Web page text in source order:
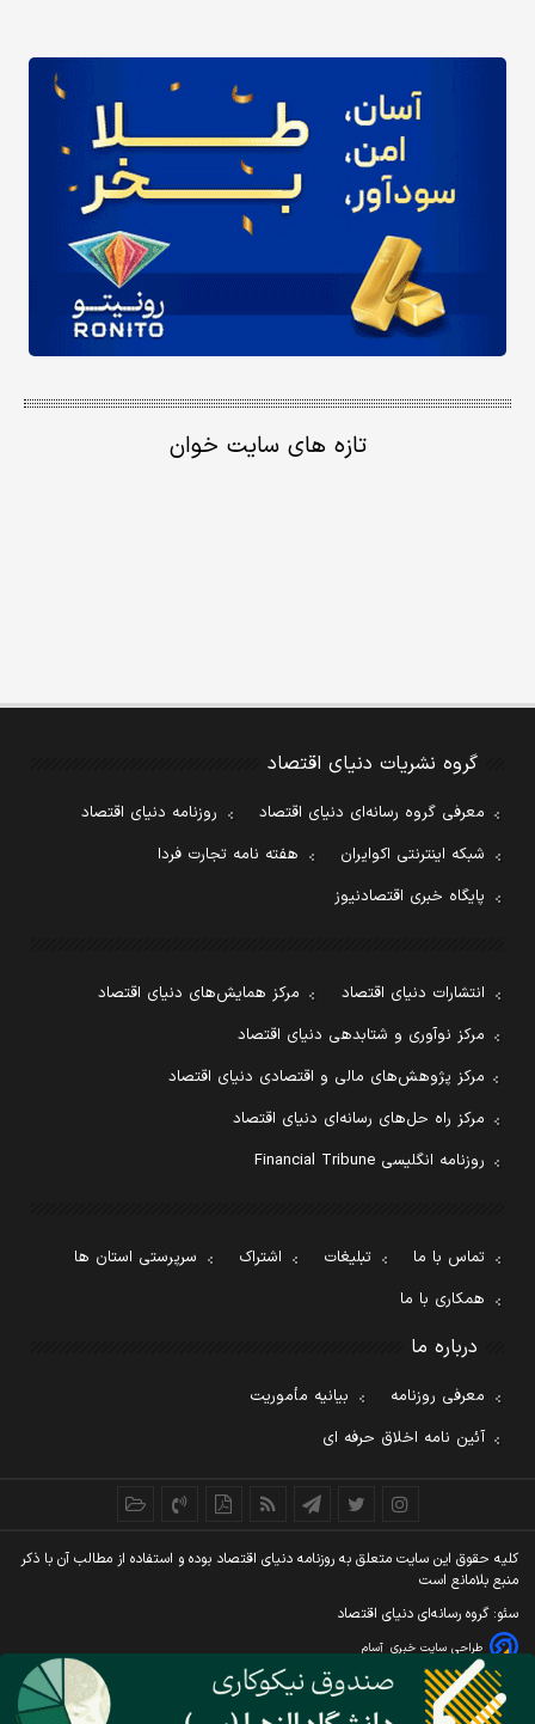
تازه های سایت خوان
گروه نشریات دنیای اقتصاد
معرفی گروه رسانه‌ای دنیای اقتصاد
روزنامه دنیای اقتصاد
شبکه اینترنتی اکوایران
هفته نامه تجارت فردا
پایگاه خبری اقتصادنیوز
انتشارات دنیای اقتصاد
مرکز همایش‌های دنیای اقتصاد
مرکز نوآوری و شتابدهی دنیای اقتصاد
مرکز پژوهش‌های مالی و اقتصادی دنیای اقتصاد
مرکز راه حل‌های رسانه‌ای دنیای اقتصاد
روزنامه انگلیسی Financial Tribune
تماس با ما تبلیغات اشتراک
سرپرستی استان ها
همکاری با ما
درباره ما
معرفی روزنامه
بیانیه مأموریت
آئین نامه اخلاق حرفه ای
کليه حقوق اين سايت متعلق به روزنامه دنيای اقتصاد بوده و استفاده از مطالب آن با ذکر
منبع بلامانع است
سئو: گروه رسانه‌ای دنیای اقتصاد
طراحی سایت خبری آسام